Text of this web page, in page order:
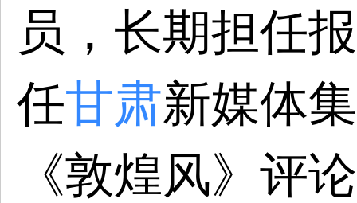
员，长期担任
任甘肃新媒体
《敦煌风》评